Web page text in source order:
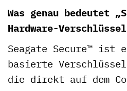
Was genau bedeutet
Hardware-
Seagate Secure™ ist
basierte
die direkt auf dem